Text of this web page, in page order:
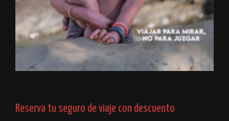
Reserva tu seguro de viaje con descuento